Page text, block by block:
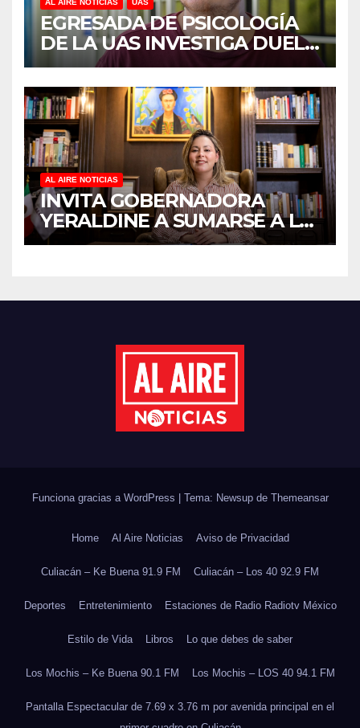
AL AIRE NOTICIAS UAS
EGRESADA DE PSICOLOGÍA
DE LA UAS INVESTIGA DUELO
ANTICIPADO Y SOBRECARGA
EN CUIDADORES DE
ADULTOS MAYORES
AL AIRE NOTICIAS
INVITA GOBERNADORA
YERALDINE A SUMARSE A LA
JORNADA NACIONAL DE
DE ÁRBOLES
Funciona gracias a WordPress Tema: Newsup de Themeansar
Home Al Aire Noticias Aviso de Privacidad
Culiacán – Ke Buena 91.9 FM Culiacán – Los 40 92.9 FM
Deportes Entretenimiento Estaciones de Radio Radiotv México
Estilo de Vida Libros Lo que debes de saber
Los Mochis – Ke Buena 90.1 FM Los Mochis – LOS 40 94.1 FM
Pantalla Espectacular de 7.69 x 3.76 m por avenida principal en el